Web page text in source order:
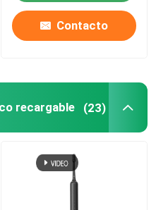
Contacto
recargable (23)